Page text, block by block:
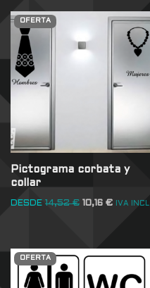
OFERTA
Pictograma corbata y
collar
DESDE 14,52€ 10,16 € IVA INCL
OFERTA